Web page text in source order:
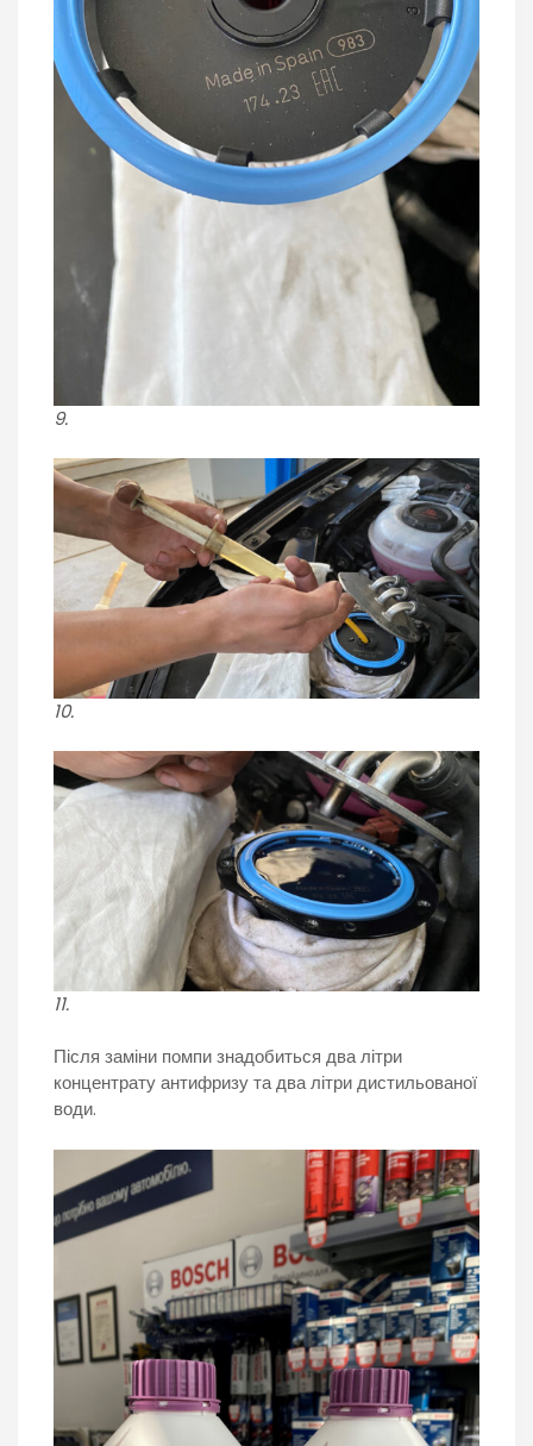
9.
10.
11.
Після заміни помпи знадобиться два літри
концентрату антифризу та два літри дистильованої
води.